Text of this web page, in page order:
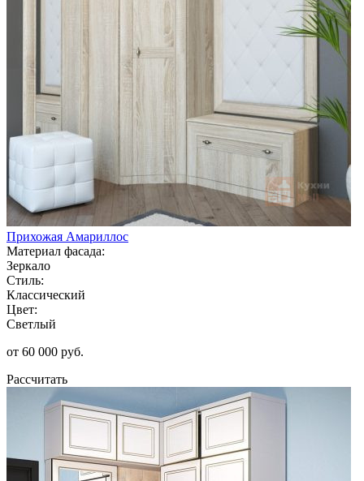
Прихожая Амариллос
Материал фасада:
Зеркало
Стиль:
Классический
Цвет:
Светлый
от 60 000 руб.
Рассчитать